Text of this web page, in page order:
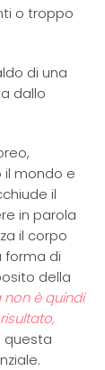
o troppo
di una
dallo
mondo e
il
in parola
il corpo
forma di
della
non è quindi
questa